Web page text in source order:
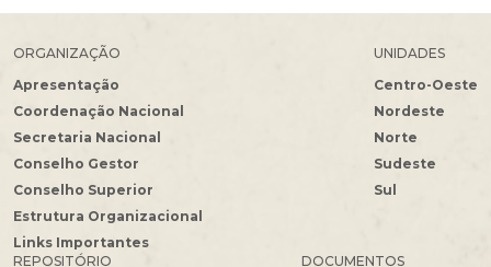
ORGANIZAÇÃO
Apresentação
Coordenação Nacional
Secretaria Nacional
Conselho Gestor
Conselho Superior
Estrutura Organizacional
Links Importantes
UNIDADES
Centro-Oeste
Nordeste
Norte
Sudeste
Sul
REPOSITÓRIO
DOCUMENTOS